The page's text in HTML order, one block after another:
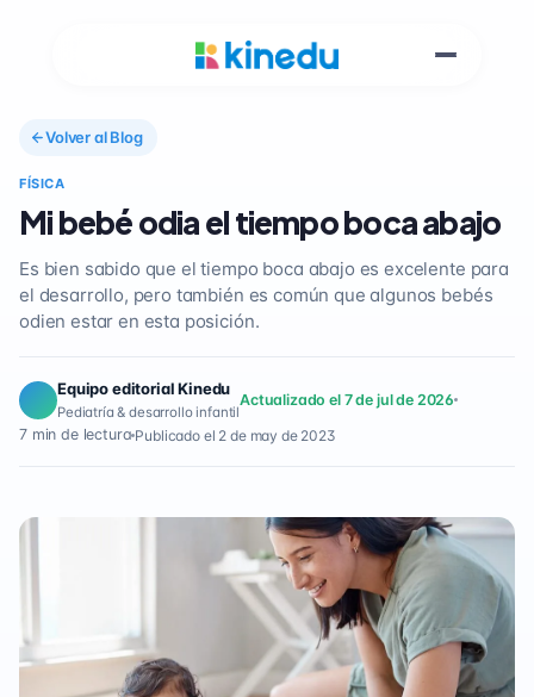
Volver al Blog
FÍSICA
Mi bebé odia el tiempo boca abajo
Es bien sabido que el tiempo boca abajo es excelente para
el desarrollo, pero también es común que algunos bebés
odien estar en esta posición.
Equipo editorial Kinedu
Pediatría & desarrollo infantil
Actualizado el 7 de jul de 2026
7 min de lectura Publicado el 2 de may de 2023